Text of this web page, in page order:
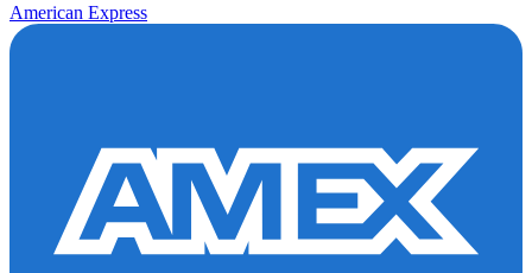
American Express